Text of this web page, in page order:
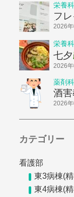
栄養科
フ
話し
2026
栄養科
七夕
2026
薬剤科
酒
して
2026
カテゴリー
看護部
東3病棟(
東4病棟(